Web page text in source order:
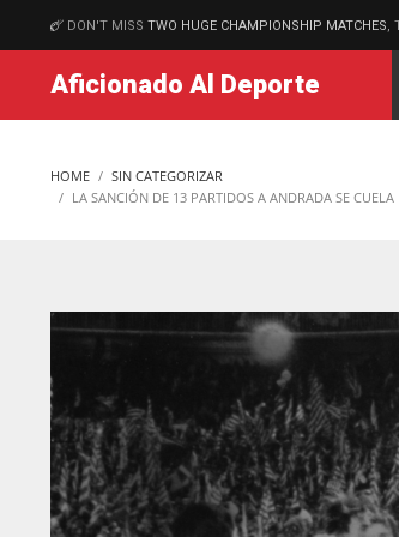
MATCHES
DON'T MISS TWO HUGE CHAMPIONSHIP MATCHES
Aficionado Al Deporte
HOME
SIN CATEGORIZAR
LA SANCIÓN DE 13 PARTIDOS A ANDRADA SE